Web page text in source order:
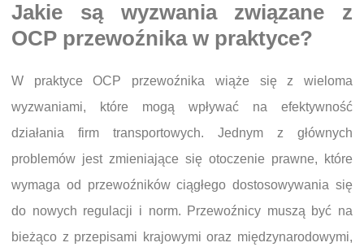
Jakie są wyzwania związane z
OCP przewoźnika w praktyce?
W praktyce OCP przewoźnika wiąże się z wieloma
wyzwaniami, które mogą wpływać na efektywność
działania firm transportowych. Jednym z głównych
problemów jest zmieniające się otoczenie prawne, które
wymaga od przewoźników ciągłego dostosowywania się
do nowych regulacji i norm. Przewoźnicy muszą być na
bieżąco z przepisami krajowymi oraz międzynarodowymi,